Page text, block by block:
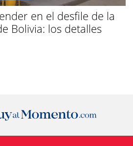
en el desfile de la
Bolivia: los detalles